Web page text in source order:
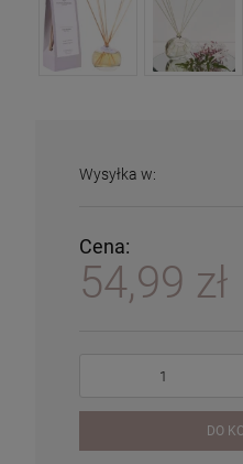
Wysyłka w:
Cena:
54,99 zł
DO